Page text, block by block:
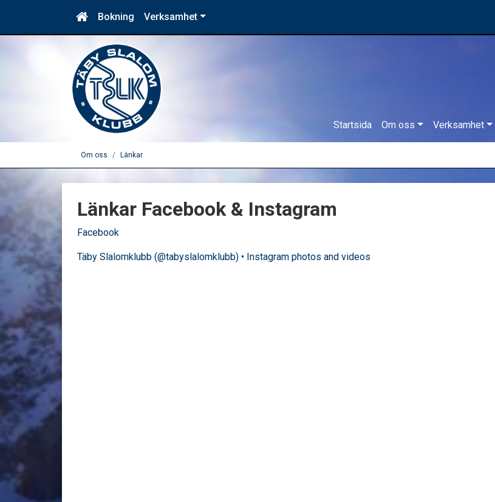
Bokning Verksamhet
Startsida Om oss Verksamhet
Om oss Länkar
Länkar Facebook & Instagram
Facebook
Täby Slalomklubb (@tabyslalomklubb) • Instagram photos and videos